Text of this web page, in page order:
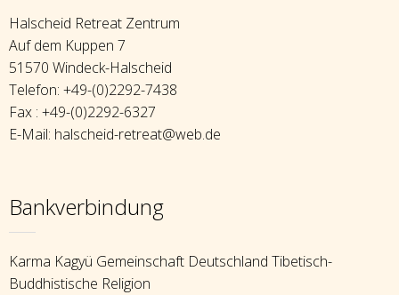
Halscheid Retreat Zentrum
Auf dem Kuppen 7
51570 Windeck-Halscheid
Telefon: +49-(0)2292-7438
Fax : +49-(0)2292-6327
E-Mail: halscheid-retreat@web.de
Bankverbindung
Karma Kagyü Gemeinschaft Deutschland Tibetisch-
Buddhistische Religion